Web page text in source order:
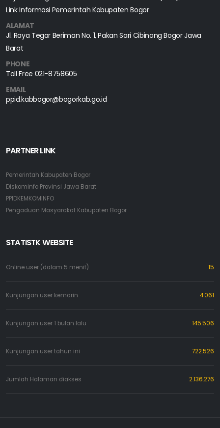
Link Informasi Pemerintah Kabupaten Bogor
ALAMAT
Jl. Raya Tegar Beriman No. 1, Pakan Sari Cibinong Bogor Jawa
Barat
PHONE
Toll Free 021-8758605
EMAIL
ppid.kabbogor@bogorkab.go.id
PARTNER LINK
Pemerintah Kabupaten Bogor
Diskominfo Provinsi Jawa Barat
PPIDKEMKOMINFO
Pengaduan Masyarakat Kabupaten Bogor
STATISTK WEBSITE
Online user (dalam 5 menit) 15
Kunjungan user kemarin 4.061
Kunjungan user 1 bulan lalu 145.506
Kunjungan user tahun ini 722.526
Jumlah Halaman diakses 2.136.276